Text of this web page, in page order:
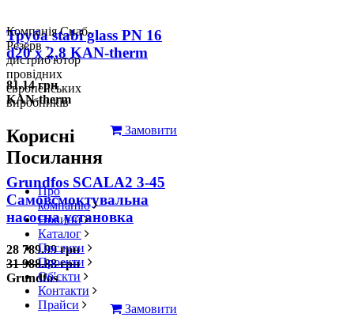
Труба stabi glass PN 16
d20 х 2,8 KAN-therm
81.14 грн
KAN-therm
Замовити
Grundfos SCALA2 3-45
Самовсмоктувальна
насосна установка
28 789.99 грн
31 988.88 грн
Grundfos
Замовити
Компанія Снаб-
Резерв -
дистриб'ютор
провідних
європейських
виробників
Корисні
Посилання
Про
компанію
Новини
Каталог
Послуги
Проекти
Об'єкти
Контакти
Прайси